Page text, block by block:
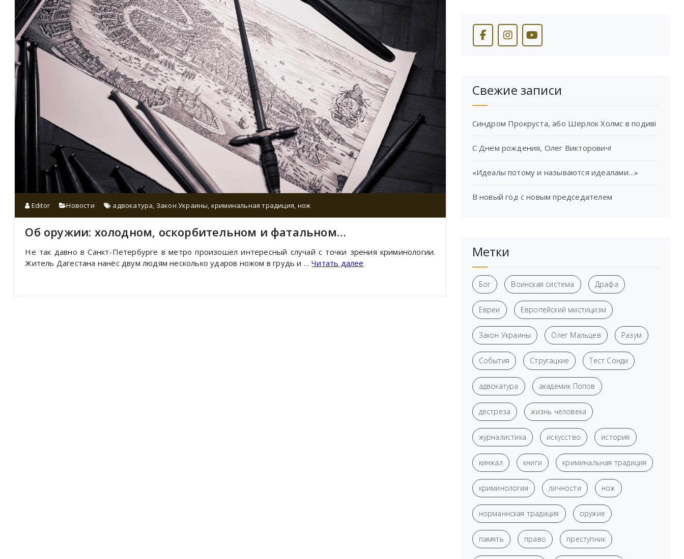
Editor Новости адвокатура, Закон Украины, криминальная традиция, нож
Об оружии: холодном, оскорбительном и фатальном…
Не так давно в Санкт-Петербурге в метро произошел интересный случай с точки зрения криминологии.
Житель Дагестана нанёс двум людям несколько ударов ножом в грудь и …Читать далее
Свежие записи
Синдром Прокруста, або Шерлок Холмс в подиві
С Днем рождения, Олег Викторович!
«Идеалы потому и называются идеалами…»
В новый год с новым председателем
Метки
Бог Воинская система Драфа
Евреи Европейский мистицизм
Закон Украины Олег Мальцев Разум
События Стругацкие Тест Сонди
адвокатура академик Попов
дестреза жизнь человека
журналистика искусство история
кинжал книги криминальная традиция
криминология личности нож
норманнская традиция оружие
память право преступник